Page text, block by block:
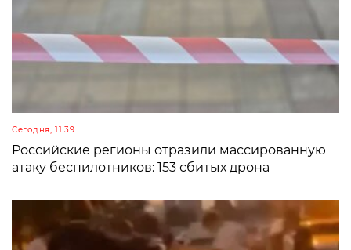
Сегодня, 11:39
Российские регионы отразили массированную
атаку беспилотников: 153 сбитых дрона